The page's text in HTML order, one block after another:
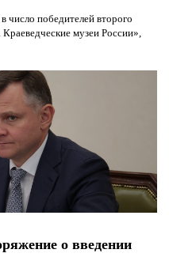
число победителей второго
музеи России»,
о введении